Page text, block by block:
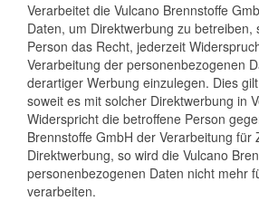
Verarbeitet die Vulcano Brennstoffe
Daten, um Direktwerbung zu betreiben,
Person das Recht, jederzeit
Verarbeitung der personenbezogenen
derartiger Werbung einzulegen. Dies
soweit es mit solcher Direktwerbung in
Widerspricht die betroffene Person
Brennstoffe GmbH der Verarbeitung für
Direktwerbung, so wird die Vulcano
personenbezogenen Daten nicht mehr
verarbeiten.